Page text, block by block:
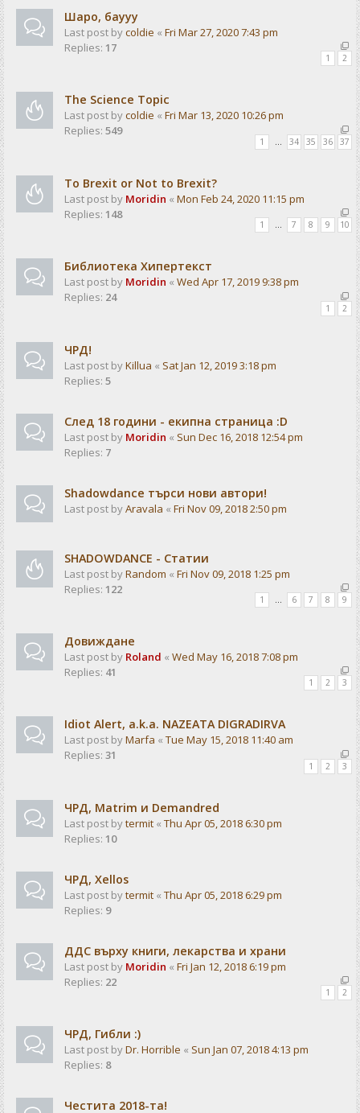
Шаро, баууу
Last post bycoldie « Fri Mar 27, 2020 7:43 pm
Replies: 17
1 2
The Science Topic
Last post bycoldie « Fri Mar 13, 2020 10:26 pm
Replies: 549
1 34 35 36 37
To Brexit or Not to Brexit?
Last post by Moridin « Mon Feb 24, 2020 11:15 pm
Replies: 148
1 … 7 8 9 10
Библиотека Хипертекст
Last post by Moridin « Wed Apr 17, 2019 9:38 pm
Replies: 24
1 2
ЧРД!
Last post byKillua « Sat Jan 12, 2019 3:18 pm
Replies: 5
След 18 години - екипна страница :D
Last post by Moridin « Sun Dec 16, 2018 12:54 pm
Replies: 7
Shadowdance търси нови автори!
Last post byAravala « Fri Nov 09, 2018 2:50 pm
SHADOWDANCE - Статии
Last post byRandom « Fri Nov 09, 2018 1:25 pm
Replies: 122
1 … 6 7 8 9
Довиждане
Last post by Roland « Wed May 16, 2018 7:08 pm
Replies: 41
1 2 3
Idiot Alert, a.k.a. NAZEATA DIGRADIRVA
Last post byMarfa « Tue May 15, 2018 11:40 am
Replies: 31
1 2 3
ЧРД, Matrim и Demandred
Last post bytermit « Thu Apr 05, 2018 6:30 pm
Replies: 10
ЧРД, Xellos
Last post bytermit « Thu Apr 05, 2018 6:29 pm
Replies: 9
ДДС върху книги, лекарства и храни
Last post by Moridin « Fri Jan 12, 2018 6:19 pm
Replies: 22
1 2
ЧРД, Гибли :)
Last post byDr. Horrible « Sun Jan 07, 2018 4:13 pm
Replies: 8
Честита 2018-та!